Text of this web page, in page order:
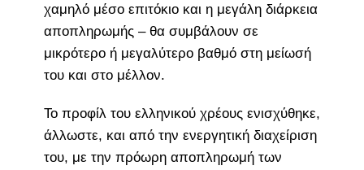
χαμηλό μέσο επιτόκιο και η μεγάλη διάρκεια
αποπληρωμής – θα συμβάλουν σε
μικρότερο ή μεγαλύτερο βαθμό στη μείωσή
του και στο μέλλον.
Το προφίλ του ελληνικού χρέους ενισχύθηκε,
άλλωστε, και από την ενεργητική διαχείριση
του, με την πρόωρη αποπληρωμή των